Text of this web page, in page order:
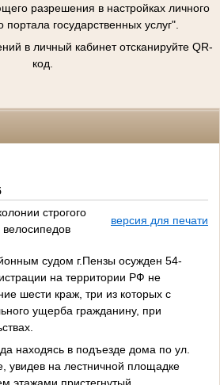
разрешения в настройках личного
портала государственных услуг".
в личный кабинет отсканируйте QR-
код.
строгого
версия для печати
судом г.Пензы осужден 54-
на территории РФ не
шести краж, три из которых с
ущерба гражданину, при
находясь в подъезде дома по ул.
увидев на лестничной площадке
этажами пристегнутый